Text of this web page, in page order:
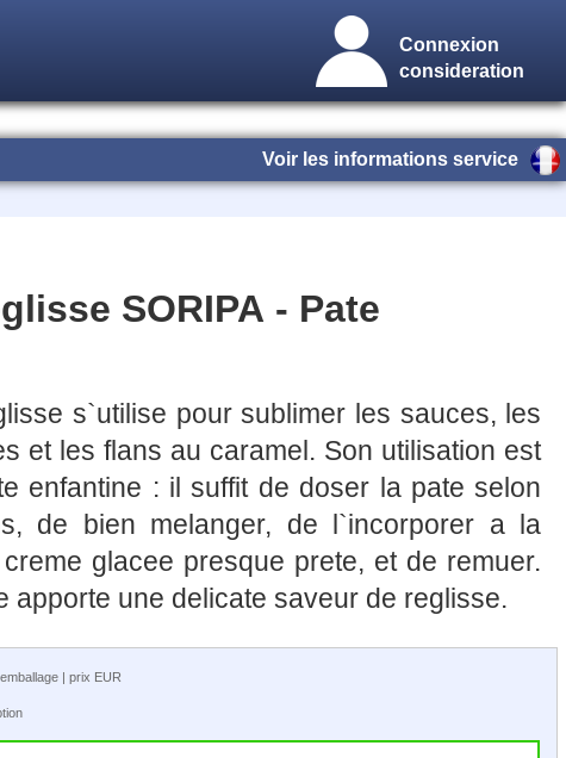
Connexion
consideration
Voir les informations service
SORIPA - Pate
s`utilise pour sublimer les sauces, les
et les flans au caramel. Son utilisation est
enfantine : il suffit de doser la pate selon
de bien melanger, de l`incorporer a la
glacee presque prete, et de remuer.
apporte une delicate saveur de reglisse.
| prix EUR